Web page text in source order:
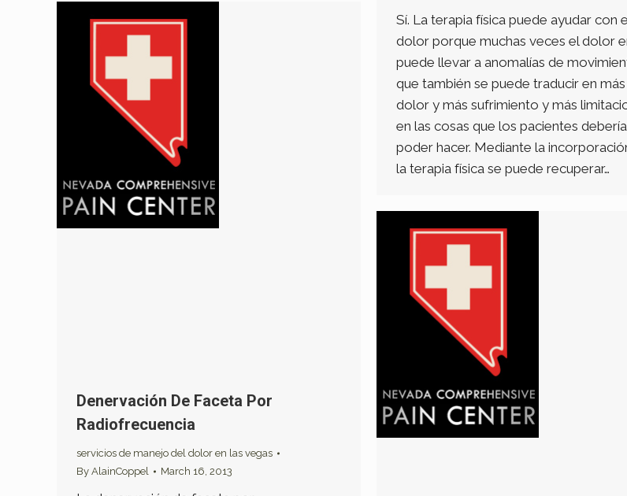
Sí. La terapia física puede ayudar con
dolor porque muchas veces el dolor
puede llevar a anomalías de
que también se puede traducir en más
dolor y más sufrimiento y más
en las cosas que los pacientes
poder hacer. Mediante la
la terapia física se puede recuperar…
Denervación De Faceta Por
Radiofrecuencia
servicios de manejo del dolor en las vegas
By AlainCoppel March 16, 2013